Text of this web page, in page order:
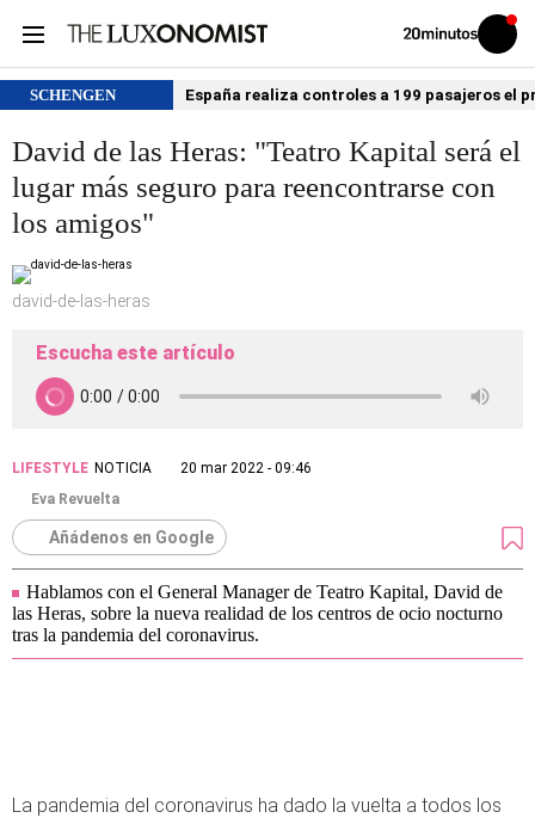
Volver
Iniciar
sesión
SCHENGEN España realiza controles a 199 pasajeros el
David de las Heras: "Teatro Kapital será el
lugar más seguro para reencontrarse con
los amigos"
david-de-las-heras
Escucha este artículo
LIFESTYLE NOTICIA
20 mar 2022 - 09:46
Eva Revuelta
Añádenos en Google
Hablamos con el General Manager de Teatro Kapital, David de
las Heras, sobre la nueva realidad de los centros de ocio nocturno
tras la pandemia del coronavirus.
La pandemia del coronavirus ha dado la vuelta a todos los